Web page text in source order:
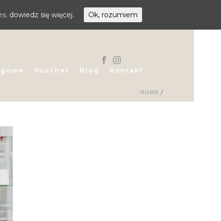
Voucher Blog Kontakt
HOME /
dowiedz się więcej. Ok, rozumiem